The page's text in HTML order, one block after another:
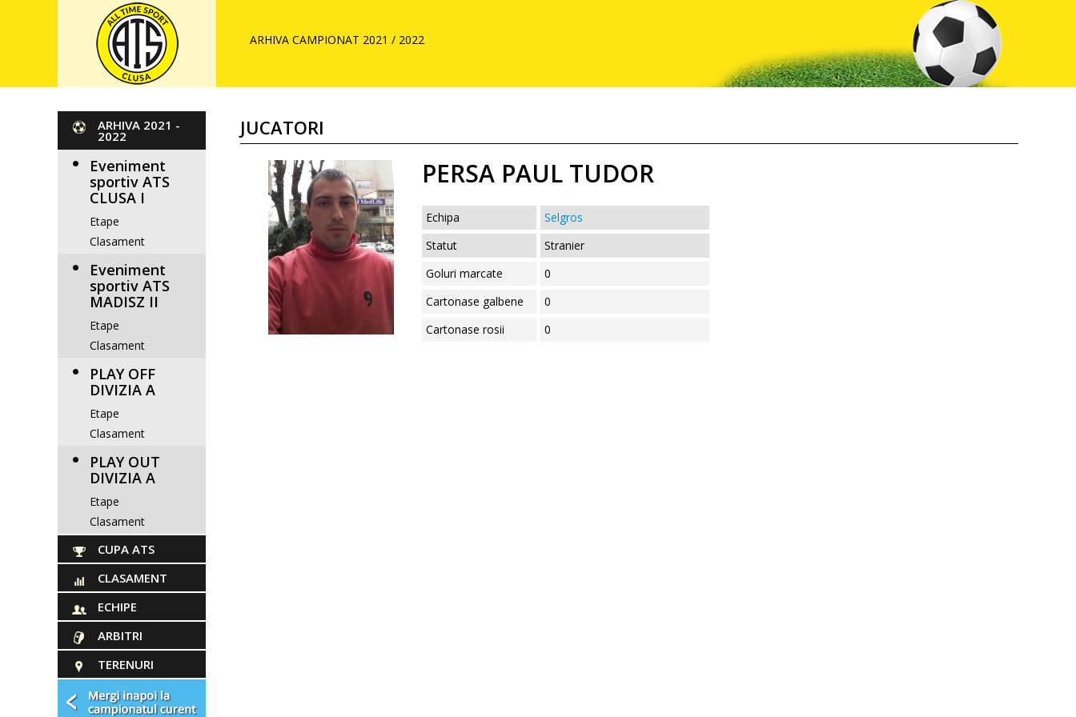
ARHIVA CAMPIONAT 2021 / 2022
ARHIVA 2021 -
2022
Eveniment
sportiv ATS
CLUSA I
Etape
Clasament
Eveniment
sportiv ATS
MADISZ II
Etape
Clasament
PLAY OFF
DIVIZIA A
Etape
Clasament
PLAY OUT
DIVIZIA A
Etape
Clasament
CUPA ATS
CLASAMENT
ECHIPE
ARBITRI
TERENURI
JUCATORI
PERSA PAUL TUDOR
Echipa
Selgros
Statut
Stranier
Goluri marcate
0
Cartonase galbene
0
Cartonase rosii
0